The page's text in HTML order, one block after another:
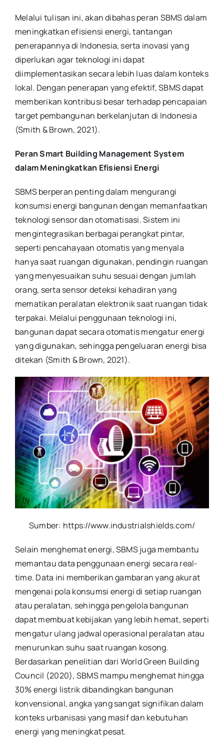
Melalui tulisan ini, akan dibahas peran SBMS dalam
meningkatkan efisiensi energi, tantangan
penerapannya di Indonesia, serta inovasi yang
diperlukan agar teknologi ini dapat
diimplementasikan secara lebih luas dalam konteks
lokal. Dengan penerapan yang efektif, SBMS dapat
memberikan kontribusi besar terhadap pencapaian
target pembangunan berkelanjutan di Indonesia
(Smith & Brown, 2021).
Peran Smart Building Management System
dalam Meningkatkan Efisiensi Energi
SBMS berperan penting dalam mengurangi
konsumsi energi bangunan dengan memanfaatkan
teknologi sensor dan otomatisasi. Sistem ini
mengintegrasikan berbagai perangkat pintar,
seperti pencahayaan otomatis yang menyala
hanya saat ruangan digunakan, pendingin ruangan
yang menyesuaikan suhu sesuai dengan jumlah
orang, serta sensor deteksi kehadiran yang
mematikan peralatan elektronik saat ruangan tidak
terpakai. Melalui penggunaan teknologi ini,
bangunan dapat secara otomatis mengatur energi
yang digunakan, sehingga pengeluaran energi bisa
ditekan (Smith & Brown, 2021).
Sumber: https://www.industrialshields.com/
Selain menghemat energi, SBMS juga membantu
memantau data penggunaan energi secara real-
time. Data ini memberikan gambaran yang akurat
mengenai pola konsumsi energi di setiap ruangan
atau peralatan, sehingga pengelola bangunan
dapat membuat kebijakan yang lebih hemat, seperti
mengatur ulang jadwal operasional peralatan atau
menurunkan suhu saat ruangan kosong.
Berdasarkan penelitian dari World Green Building
Council (2020), SBMS mampu menghemat hingga
30% energi listrik dibandingkan bangunan
konvensional, angka yang sangat signifikan dalam
konteks urbanisasi yang masif dan kebutuhan
energi yang meningkat pesat.